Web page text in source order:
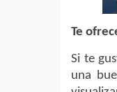
Te
Si te
una